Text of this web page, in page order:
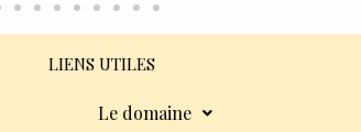
LIENS UTILES
Le domaine